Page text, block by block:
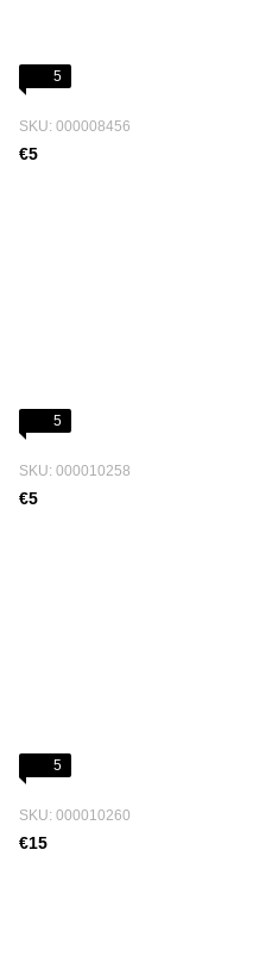
5
SKU: 000008456
€5
5
SKU: 000010258
€5
5
SKU: 000010260
€15